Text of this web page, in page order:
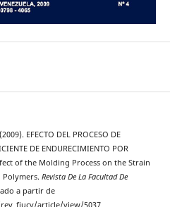
EFECTO DEL PROCESO DE
DE ENDURECIMIENTO POR
of the Molding Process on the Strain
Revista De La Facultad De
a partir de
article/view/5037